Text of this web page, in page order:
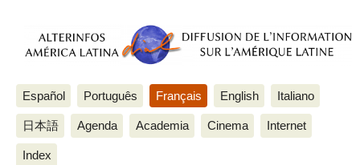
Español Português Français English Italiano
日本語 Agenda Academia Cinema Internet
Index